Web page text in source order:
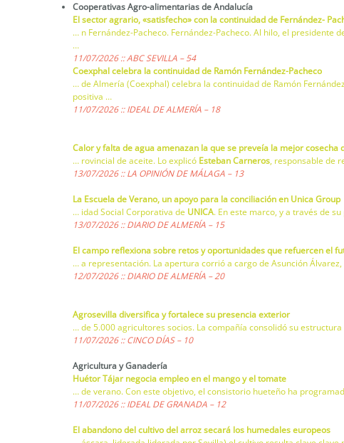
Cooperativas Agro-alimentarias de Andalucía
El sector agrario, «satisfecho» con la continuidad de Fernández-
… n Fernández-Pacheco. Fernández-Pacheco. Al hilo, el presidente
…
11/07/2026 :: ABC SEVILLA – 54
Coexphal celebra la continuidad de Ramón Fernández-Pacheco
… de Almería (Coexphal) celebra la continuidad de Ramón
positiva …
11/07/2026 :: IDEAL DE ALMERÍA – 18
Calor y falta de agua amenazan la que se preveía la mejor cosecha
… rovincial de aceite. Lo explicó Esteban Carneros, responsable de
13/07/2026 :: LA OPINIÓN DE MÁLAGA – 13
La Escuela de Verano, un apoyo para la conciliación en Unica Group
… idad Social Corporativa de UNICA. En este marco, y a través de
13/07/2026 :: DIARIO DE ALMERÍA – 15
El campo reflexiona sobre retos y oportunidades que refuercen el
… a representación. La apertura corrió a cargo de Asunción
12/07/2026 :: DIARIO DE ALMERÍA – 20
Agrosevilla diversifica y fortalece su presencia exterior
… de 5.000 agricultores socios. La compañía consolidó su
11/07/2026 :: CINCO DÍAS – 10
Agricultura y Ganadería
Huétor Tájar negocia empleo en el mango y el tomate
… de verano. Con este objetivo, el consistorio hueteño ha
11/07/2026 :: IDEAL DE GRANADA – 12
El abandono del cultivo del arroz secará los humedales europeos